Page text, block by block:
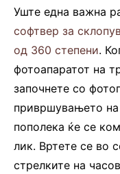
Уште една важна
софтвер за
од 360 степени.
фотоапаратот на
започнете со
привршувањето
пополека ќе се
лик. Вртете се во
стрелките на